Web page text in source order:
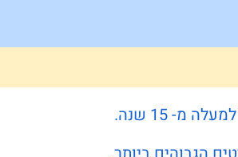
מ- 15 שנה.